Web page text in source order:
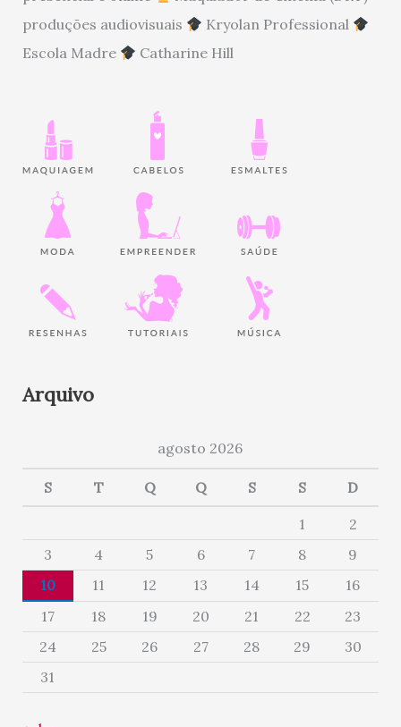
produções audiovisuais
Kryolan Professional
Escola Madre
Catharine Hill
Arquivo
agosto 2026
S T Q Q S S D
1
2
3
4 5 6 7 8
9
10
11 12 13 14 15
16
17
18 19 20 21 22
23
24
25 26 27 28 29
30
31